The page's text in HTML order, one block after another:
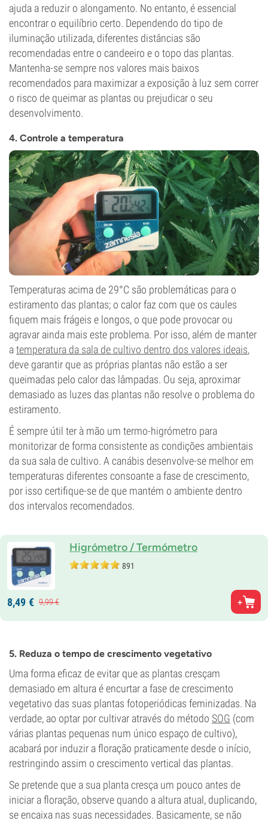
ajuda a reduzir o alongamento. No entanto, é essencial
encontrar o equilíbrio certo. Dependendo do tipo de
iluminação utilizada, diferentes distâncias são
recomendadas entre o candeeiro e o topo das plantas.
Mantenha-se sempre nos valores mais baixos
recomendados para maximizar a exposição à luz sem correr
o risco de queimar as plantas ou prejudicar o seu
desenvolvimento.
4. Controle a temperatura
Temperaturas acima de 29°C são problemáticas para o
estiramento das plantas; o calor faz com que os caules
fiquem mais frágeis e longos, o que pode provocar ou
agravar ainda mais este problema. Por isso, além de manter
atemperatura da sala de cultivo dentro dos valores ideais,
deve garantir que as próprias plantas não estão a ser
queimadas pelo calor das lâmpadas. Ou seja, aproximar
demasiado as luzes das plantas não resolve o problema do
estiramento.
É sempre útil ter à mão um termo-higrómetro para
monitorizar de forma consistente as condições ambientais
da sua sala de cultivo. A canábis desenvolve-se melhor em
temperaturas diferentes consoante a fase de crescimento,
por isso certifique-se de que mantém o ambiente dentro
dos intervalos recomendados.
Higrómetro / Termómetro
891
8,49 € 9,99€
5. Reduza o tempo de crescimento vegetativo
Uma forma eficaz de evitar que as plantas cresçam
demasiado em altura é encurtar a fase de crescimento
vegetativo das suas plantas fotoperiódicas feminizadas. Na
verdade, ao optar por cultivar através do método SOG (com
várias plantas pequenas num único espaço de cultivo),
acabará por induzir a floração praticamente desde o início,
restringindo assim o crescimento vertical das plantas.
Se pretende que a sua planta cresça um pouco antes de
iniciar a floração, observe quando a altura atual, duplicando,
se encaixa nas suas necessidades. Basicamente, se não